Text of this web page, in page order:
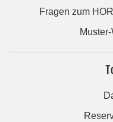
Fragen zum